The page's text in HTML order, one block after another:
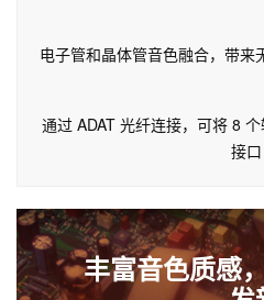
电子管和晶体管音色融合，带来
通过 ADAT 光纤连接，可将 8
接口
丰富音色质感